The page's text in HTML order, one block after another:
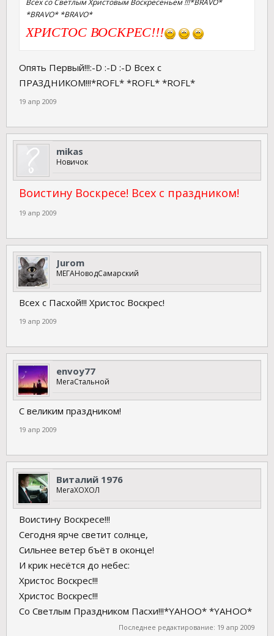
Всех со Светлым Христовым Воскресеньем !!!*BRAVO*
*BRAVO* *BRAVO*
ХРИСТОС ВОСКРЕС!!!
Опять Первый!!!:-D :-D :-D Всех с
ПРАЗДНИКОМ!!!*ROFL* *ROFL* *ROFL*
19 апр 2009
mikas
Новичок
Воистину Воскресе! Всех с праздником!
19 апр 2009
Jurom
МЕГАНоводСамарский
Всех с Пасхой!!! Христос Воскрес!
19 апр 2009
envoy77
МегаСтальной
С великим праздником!
19 апр 2009
Виталий 1976
МегаХОХОЛ
Воистину Воскресе!!!
Сегодня ярче светит солнце,
Сильнее ветер бъёт в оконце!
И крик несётся до небес:
Христос Воскрес!!!
Христос Воскрес!!!
Со Светлым Праздником Пасхи!!!*YAHOO* *YAHOO*
Последнее редактирование: 19 апр 2009